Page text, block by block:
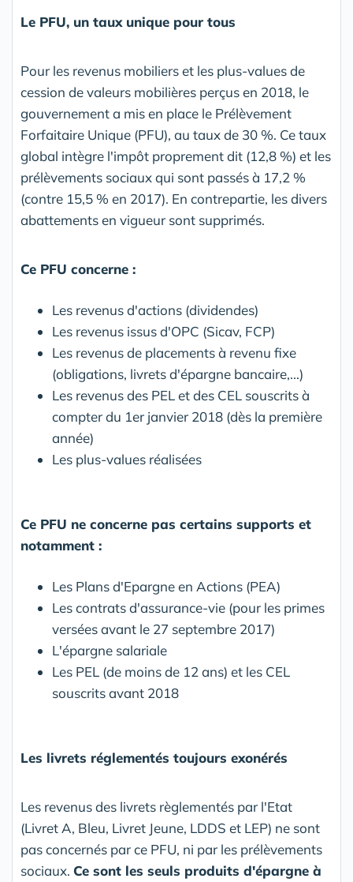
Le PFU, un taux unique pour tous
Pour les revenus mobiliers et les plus-values de
cession de valeurs mobilières perçus en 2018, le
gouvernement a mis en place le Prélèvement
Forfaitaire Unique (PFU), au taux de 30 %. Ce taux
global intègre l'impôt proprement dit (12,8 %) et les
prélèvements sociaux qui sont passés à 17,2 %
(contre 15,5 % en 2017). En contrepartie, les divers
abattements en vigueur sont supprimés.
Ce PFU concerne :
Les revenus d'actions (dividendes)
Les revenus issus d'OPC (Sicav, FCP)
Les revenus de placements à revenu fixe
(obligations, livrets d'épargne bancaire,...)
Les revenus des PEL et des CEL souscrits à
compter du 1er janvier 2018 (dès la première
année)
Les plus-values réalisées
Ce PFU ne concerne pas certains supports et
notamment :
Les Plans d'Epargne en Actions (PEA)
Les contrats d'assurance-vie (pour les primes
versées avant le 27 septembre 2017)
L'épargne salariale
Les PEL (de moins de 12 ans) et les CEL
souscrits avant 2018
Les livrets réglementés toujours exonérés
Les revenus des livrets règlementés par l'Etat
(Livret A, Bleu, Livret Jeune, LDDS et LEP) ne sont
pas concernés par ce PFU, ni par les prélèvements
sociaux. Ce sont les seuls produits d'épargne à